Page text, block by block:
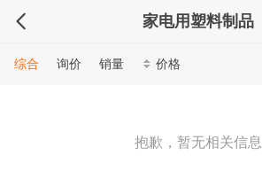
家电用塑料制品
综合 询价 销量 价格
抱歉，暂无相关信息